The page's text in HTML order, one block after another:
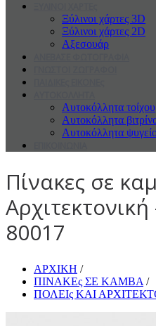
Ξύλινοι χάρτες 3D
Ξύλινοι χάρτες 2D
Αξεσουάρ
Αυτοκόλλητα τοίχου
Αυτοκόλλητα
Αυτοκόλλητα
Πίνακες σε
80017
ΑΡΧΙΚΗ /
ΠΙΝΑΚΕς ΣΕ ΚΑΜΒΑ /
ΠΟΛΕΙς ΚΑΙ